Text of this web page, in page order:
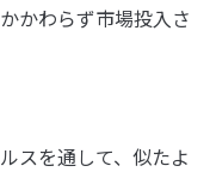
かわらず市場投入さ
スを通して、似たよ